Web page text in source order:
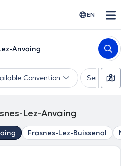
EN
Anvaing
Convention Services
Lez-Anvaing
Frasnes-Lez-Buissenal